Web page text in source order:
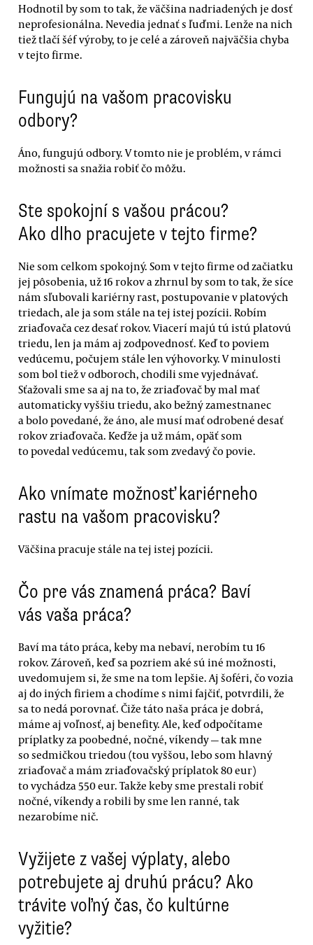
Hodnotil by som to tak, že väčšina nadriadených je dosť
neprofesionálna. Nevedia jednať s ľuďmi. Lenže na nich
tiež tlačí šéf výroby, to je celé a zároveň najväčšia chyba
v tejto firme.
Fungujú na vašom pracovisku
odbory?
Áno, fungujú odbory. V tomto nie je problém, v rámci
možnosti sa snažia robiť čo môžu.
Ste spokojní s vašou prácou?
Ako dlho pracujete v tejto firme?
Nie som celkom spokojný. Som v tejto firme od začiatku
jej pôsobenia, už 16 rokov a zhrnul by som to tak, že síce
nám sľubovali kariérny rast, postupovanie v platových
triedach, ale ja som stále na tej istej pozícii. Robím
zriaďovača cez desať rokov. Viacerí majú tú istú platovú
triedu, len ja mám aj zodpovednosť. Keď to poviem
vedúcemu, počujem stále len výhovorky. V minulosti
som bol tiež v odboroch, chodili sme vyjednávať.
Sťažovali sme sa aj na to, že zriaďovač by mal mať
automaticky vyššiu triedu, ako bežný zamestnanec
a bolo povedané, že áno, ale musí mať odrobené desať
rokov zriaďovača. Keďže ja už mám, opäť som
to povedal vedúcemu, tak som zvedavý čo povie.
Ako vnímate možnosť kariérneho
rastu na vašom pracovisku?
Väčšina pracuje stále na tej istej pozícii.
Čo pre vás znamená práca? Baví
vás vaša práca?
Baví ma táto práca, keby ma nebaví, nerobím tu 16
rokov. Zároveň, keď sa pozriem aké sú iné možnosti,
uvedomujem si, že sme na tom lepšie. Aj šoféri, čo vozia
aj do iných firiem a chodíme s nimi fajčiť, potvrdili, že
sa to nedá porovnať. Čiže táto naša práca je dobrá,
máme aj voľnosť, aj benefity. Ale, keď odpočítame
príplatky za poobedné, nočné, víkendy — tak mne
so sedmičkou triedou (tou vyššou, lebo som hlavný
zriaďovač a mám zriaďovačský príplatok 80 eur)
to vychádza 550 eur. Takže keby sme prestali robiť
nočné, víkendy a robili by sme len ranné, tak
nezarobíme nič.
Vyžijete z vašej výplaty, alebo
potrebujete aj druhú prácu? Ako
trávite voľný čas, čo kultúrne
vyžitie?